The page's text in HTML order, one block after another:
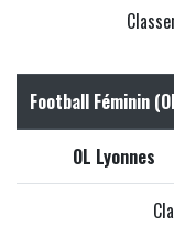
Football Féminin
OL Lyonnes